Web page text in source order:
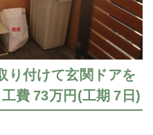
り付けて玄関ドアを
費 73万円(工期 7日)